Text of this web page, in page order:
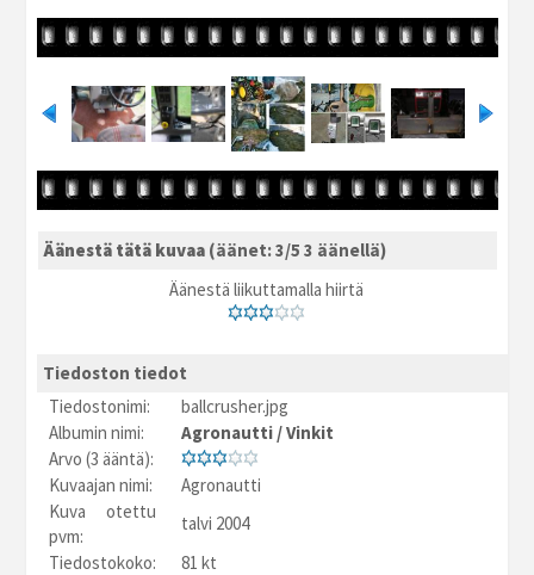
Äänestä tätä kuvaa (äänet: 3/5 3 äänellä)
Äänestä liikuttamalla hiirtä
Tiedoston tiedot
Tiedostonimi:
ballcrusher.jpg
Albumin nimi:
Agronautti /Vinkit
Arvo (3 ääntä):
Kuvaajan nimi:
Agronautti
Kuva otettu
pvm:
talvi 2004
Tiedostokoko:
81 kt